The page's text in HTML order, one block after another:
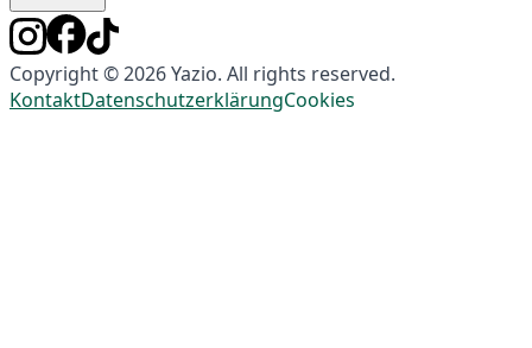
Copyright © 2026 Yazio. All rights reserved.
KontaktDatenschutzerklärungCookies